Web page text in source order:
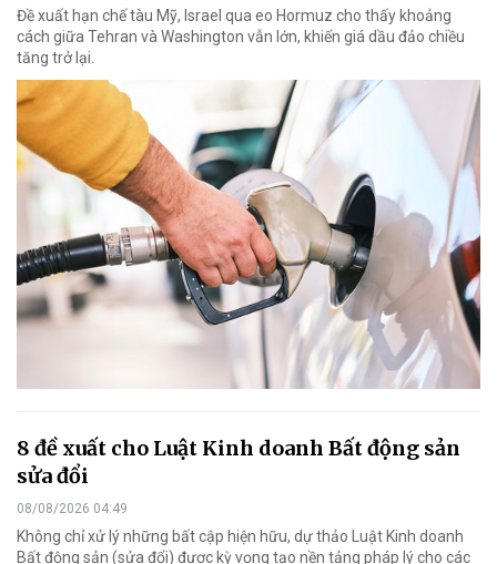
Đề xuất hạn chế tàu Mỹ, Israel qua eo Hormuz cho thấy khoảng
cách giữa Tehran và Washington vẫn lớn, khiến giá dầu đảo chiều
tăng trở lại.
8 đề xuất cho Luật Kinh doanh Bất động sản
sửa đổi
08/08/2026 04:49
Không chỉ xử lý những bất cập hiện hữu, dự thảo Luật Kinh doanh
Bất động sản (sửa đổi) được kỳ vọng tạo nền tảng pháp lý cho các